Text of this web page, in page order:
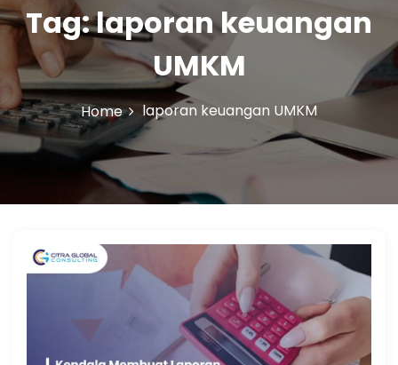
Tag:laporan keuangan
UMKM
Home laporan keuangan UMKM